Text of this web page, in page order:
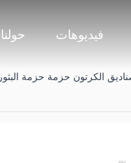
فيديوهات حولنا
الكرتون حزمة حزمة البثور